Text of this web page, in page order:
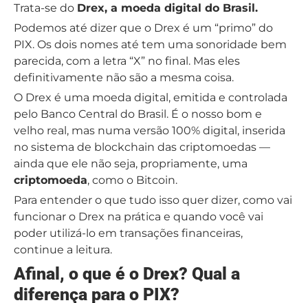
Trata-se do Drex, a moeda digital do Brasil.
Podemos até dizer que o Drex é um “primo” do
PIX. Os dois nomes até tem uma sonoridade bem
parecida, com a letra “X” no final. Mas eles
definitivamente não são a mesma coisa.
O Drex é uma moeda digital, emitida e controlada
pelo Banco Central do Brasil. É o nosso bom e
velho real, mas numa versão 100% digital, inserida
no sistema de blockchain das criptomoedas —
ainda que ele não seja, propriamente, uma
criptomoeda, como o Bitcoin.
Para entender o que tudo isso quer dizer, como vai
funcionar o Drex na prática e quando você vai
poder utilizá-lo em transações financeiras,
continue a leitura.
Afinal, o que é o Drex? Qual a
diferença para o PIX?